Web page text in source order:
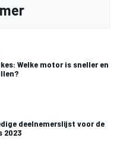
Welke motor is sneller en
deelnemerslijst voor de
2023